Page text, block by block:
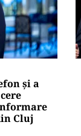
și a
Cluj